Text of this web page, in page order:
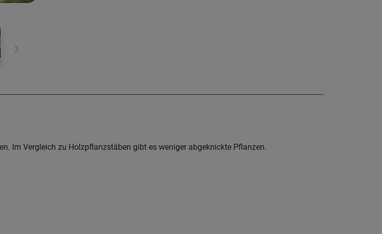
Weiter
Im Vergleich zu Holzpflanzstäben gibt es weniger abgeknickte Pflanzen.